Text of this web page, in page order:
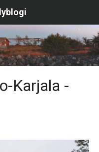
Karjala -